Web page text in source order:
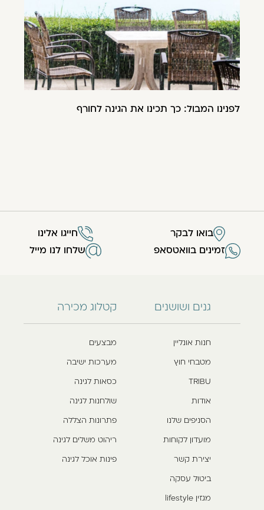
לפנינו המבול: כך תכינו את הגינה לחורף
גנים ושושנים
חנות אונליין
מטבחי חוץ
TRIBU
אודות
הסניפים שלנו
מועדון לקוחות
יצירת קשר
ביטול עסקה
מגזין lifestyle
קטלוג מכירה
מבצעים
מערכות ישיבה
כסאות לגינה
שולחנות לגינה
פתרונות הצללה
ריהוט משלים לגינה
פינות אוכל לגינה
בואו לבקר
חייגו אלינו
זמינים בוואטסאפ
שלחו לנו מייל